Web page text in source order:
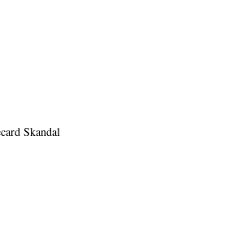
Skandal